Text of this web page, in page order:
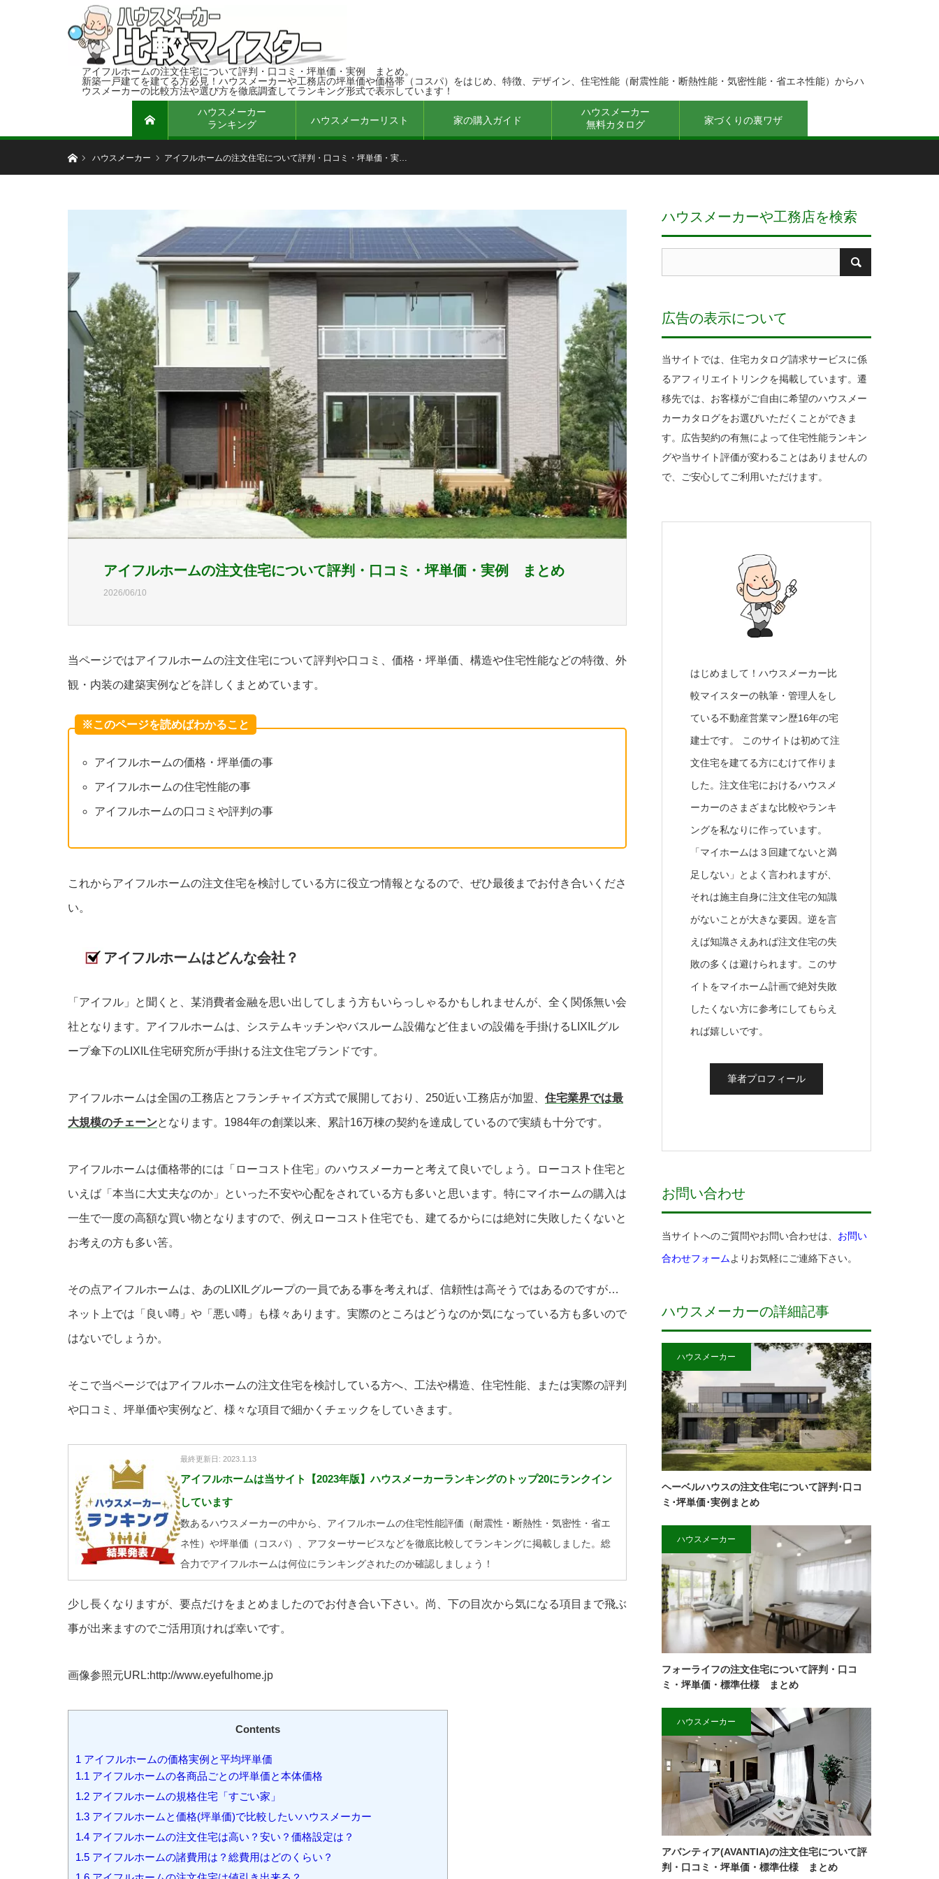
アイフルホームの注文住宅について評判・口コミ・坪単価・実例 まとめ
新築一戸建てを建てる方必見！ハウスメーカーや工務店の坪単価や価格帯（コスパ）をはじめ、特徴、デザイン、住宅性能（耐震性能・断熱性能・気密性能・省エネ性能）からハ
ウスメーカーの比較方法や選び方を徹底調査してランキング形式で表示しています！
ハウスメーカー
ランキング
ハウスメーカーリスト 家の購入ガイド
ハウスメーカー
無料カタログ
家づくりの裏ワザ
ホームハウスメーカー アイフルホームの注文住宅について評判・口コミ・坪単価・実…
アイフルホームの注文住宅について評判・口コミ・坪単価・実例 まとめ
2026/06/10
当ページではアイフルホームの注文住宅について評判や口コミ、価格・坪単価、構造や住宅性能などの特徴、外
観・内装の建築実例などを詳しくまとめています。
※このページを読めばわかること
アイフルホームの価格・坪単価の事
アイフルホームの住宅性能の事
アイフルホームの口コミや評判の事
これからアイフルホームの注文住宅を検討している方に役立つ情報となるので、ぜひ最後までお付き合いくださ
い。
アイフルホームはどんな会社？
「アイフル」と聞くと、某消費者金融を思い出してしまう方もいらっしゃるかもしれませんが、全く関係無い会
社となります。アイフルホームは、システムキッチンやバスルーム設備など住まいの設備を手掛けるLIXILグル
ープ傘下のLIXIL住宅研究所が手掛ける注文住宅ブランドです。
アイフルホームは全国の工務店とフランチャイズ方式で展開しており、250近い工務店が加盟、 住宅業界では最
大規模のチェーンとなります。1984年の創業以来、累計16万棟の契約を達成しているので実績も十分です。
アイフルホームは価格帯的には「ローコスト住宅」のハウスメーカーと考えて良いでしょう。ローコスト住宅と
いえば「本当に大丈夫なのか」といった不安や心配をされている方も多いと思います。特にマイホームの購入は
一生で一度の高額な買い物となりますので、例えローコスト住宅でも、建てるからには絶対に失敗したくないと
お考えの方も多い筈。
その点アイフルホームは、あのLIXILグループの一員である事を考えれば、信頼性は高そうではあるのですが…
ネット上では「良い噂」や「悪い噂」も様々あります。実際のところはどうなのか気になっている方も多いので
はないでしょうか。
そこで当ページではアイフルホームの注文住宅を検討している方へ、工法や構造、住宅性能、または実際の評判
や口コミ、坪単価や実例など、様々な項目で細かくチェックをしていきます。
最終更新日: 2023.1.13
アイフルホームは当サイト【2023年版】ハウスメーカーランキングのトップ20にランクイン
しています
数あるハウスメーカーの中から、アイフルホームの住宅性能評価（耐震性・断熱性・気密性・省エ
ネ性）や坪単価（コスパ）、アフターサービスなどを徹底比較してランキングに掲載しました。総
合力でアイフルホームは何位にランキングされたのか確認しましょう！
少し長くなりますが、要点だけをまとめましたのでお付き合い下さい。尚、下の目次から気になる項目まで飛ぶ
事が出来ますのでご活用頂ければ幸いです。
画像参照元URL:http://www.eyefulhome.jp
Contents
1 アイフルホームの価格実例と平均坪単価
1.1 アイフルホームの各商品ごとの坪単価と本体価格
1.2 アイフルホームの規格住宅「すごい家」
1.3 アイフルホームと価格(坪単価)で比較したいハウスメーカー
1.4 アイフルホームの注文住宅は高い？安い？価格設定は？
1.5 アイフルホームの諸費用は？総費用はどのくらい？
ハウスメーカーや工務店を検索
広告の表示について
当サイトでは、住宅カタログ請求サービスに係
るアフィリエイトリンクを掲載しています。遷
移先では、お客様がご自由に希望のハウスメー
カーカタログをお選びいただくことができま
す。広告契約の有無によって住宅性能ランキン
グや当サイト評価が変わることはありませんの
で、ご安心してご利用いただけます。
はじめまして！ハウスメーカー比
較マイスターの執筆・管理人をし
ている不動産営業マン歴16年の宅
建士です。 このサイトは初めて注
文住宅を建てる方にむけて作りま
した。注文住宅におけるハウスメ
ーカーのさまざまな比較やランキ
ングを私なりに作っています。
「マイホームは３回建てないと満
足しない」とよく言われますが、
それは施主自身に注文住宅の知識
がないことが大きな要因。逆を言
えば知識さえあれば注文住宅の失
敗の多くは避けられます。このサ
イトをマイホーム計画で絶対失敗
したくない方に参考にしてもらえ
れば嬉しいです。
筆者プロフィール
お問い合わせ
当サイトへのご質問やお問い合わせは、 お問い
合わせフォームよりお気軽にご連絡下さい。
ハウスメーカーの詳細記事
ハウスメーカー
ヘーベルハウスの注文住宅について評判･口コ
ミ･坪単価･実例まとめ
ハウスメーカー
フォーライフの注文住宅について評判・口コ
ミ・坪単価・標準仕様 まとめ
ハウスメーカー
アバンティア(AVANTIA)の注文住宅について評
判・口コミ・坪単価・標準仕様 まとめ